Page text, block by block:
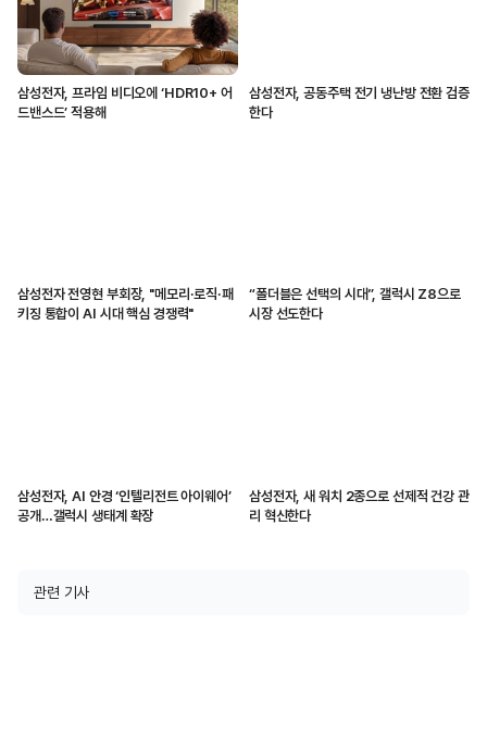
삼성전자, 프라임 비디오에 ‘HDR10+ 어
드밴스드’ 적용해
삼성전자, 공동주택 전기 냉난방 전환 검증
한다
삼성전자 전영현 부회장, "메모리·로직·패
키징 통합이 AI 시대 핵심 경쟁력"
“폴더블은 선택의 시대”, 갤럭시 Z8으로
시장 선도한다
삼성전자, AI 안경 ‘인텔리전트 아이웨어’
공개…갤럭시 생태계 확장
삼성전자, 새 워치 2종으로 선제적 건강 관
리 혁신한다
관련 기사